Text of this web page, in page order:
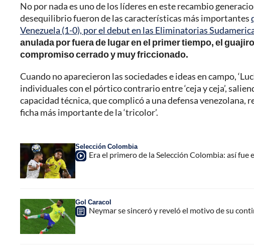
No por nada es uno de los líderes en este recambio
desequilibrio fueron de las características más importantes
Venezuela (1-0), por el debut en las Eliminatorias
anulada por fuera de lugar en el primer tiempo, el
compromiso cerrado y muy friccionado.
Cuando no aparecieron las sociedades e ideas en campo,
individuales con el pórtico contrario entre ‘ceja y ceja’,
capacidad técnica, que complicó a una defensa venezolana,
ficha más importante de la ‘tricolor’.
Selección Colombia
Era el primero de la Selección Colombia: así
Gol Caracol
Neymar se sinceró y reveló el motivo de su